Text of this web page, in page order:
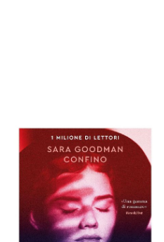
Goodman Confino, Sara
Ricordati di essere felice
Libreria Pienogiorno, 2026